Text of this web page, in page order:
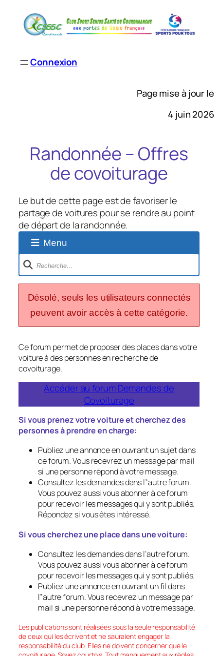
contenu
Connexion
Page mise à jour le
4 juin 2026
Randonnée – Offres
de covoiturage
Le but de cette page est de favoriser le
partage de voitures pour se rendre au point
de départ de la randonnée.
Menu
Navigation
du
Désolé, seuls les utilisateurs connectés
peuvent avoir accès à cette catégorie.
Ce forum permet de proposer des places dans votre
voiture à des personnes en recherche de
covoiturage.
Accéder au forum Demandes de
Covoiturage
Si vous prenez votre voiture et cherchez des
personnes à prendre en charge:
Publiez une annonce en ouvrant un sujet dans
ce forum. Vous recevrez un message par mail
si une personne répond à votre message.
Consultez les demandes dans l”autre forum.
Vous pouvez aussi vous abonner à ce forum
pour recevoir les messages qui y sont publiés.
Répondez si vous êtes intéressé.
Si vous cherchez une place dans une voiture:
Consultez les demandes dans l’autre forum.
Vous pouvez aussi vous abonner à ce forum
pour recevoir les messages qui y sont publiés.
Publiez une annonce en ouvrant un fil dans
l”autre forum. Vous recevrez un message par
mail si une personne répond à votre message.
Les publications sont réalisées sous la seule responsabilité
de ceux qui les écrivent et ne sauraient engager la
responsabilité du club. Elles ne doivent concerner que le